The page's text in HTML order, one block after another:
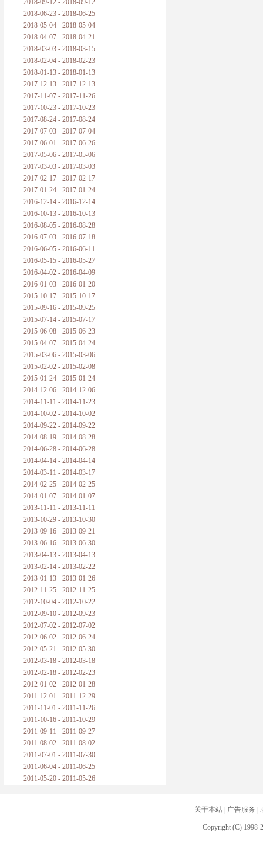
2018-09-12 - 2018-09-12
2018-06-23 - 2018-06-25
2018-05-04 - 2018-05-04
2018-04-07 - 2018-04-21
2018-03-03 - 2018-03-15
2018-02-04 - 2018-02-23
2018-01-13 - 2018-01-13
2017-12-13 - 2017-12-13
2017-11-07 - 2017-11-26
2017-10-23 - 2017-10-23
2017-08-24 - 2017-08-24
2017-07-03 - 2017-07-04
2017-06-01 - 2017-06-26
2017-05-06 - 2017-05-06
2017-03-03 - 2017-03-03
2017-02-17 - 2017-02-17
2017-01-24 - 2017-01-24
2016-12-14 - 2016-12-14
2016-10-13 - 2016-10-13
2016-08-05 - 2016-08-28
2016-07-03 - 2016-07-18
2016-06-05 - 2016-06-11
2016-05-15 - 2016-05-27
2016-04-02 - 2016-04-09
2016-01-03 - 2016-01-20
2015-10-17 - 2015-10-17
2015-09-16 - 2015-09-25
2015-07-14 - 2015-07-17
2015-06-08 - 2015-06-23
2015-04-07 - 2015-04-24
2015-03-06 - 2015-03-06
2015-02-02 - 2015-02-08
2015-01-24 - 2015-01-24
2014-12-06 - 2014-12-06
2014-11-11 - 2014-11-23
2014-10-02 - 2014-10-02
2014-09-22 - 2014-09-22
2014-08-19 - 2014-08-28
2014-06-28 - 2014-06-28
2014-04-14 - 2014-04-14
2014-03-11 - 2014-03-17
2014-02-25 - 2014-02-25
2014-01-07 - 2014-01-07
2013-11-11 - 2013-11-11
2013-10-29 - 2013-10-30
2013-09-16 - 2013-09-21
2013-06-16 - 2013-06-30
2013-04-13 - 2013-04-13
2013-02-14 - 2013-02-22
2013-01-13 - 2013-01-26
2012-11-25 - 2012-11-25
2012-10-04 - 2012-10-22
2012-09-10 - 2012-09-23
2012-07-02 - 2012-07-02
2012-06-02 - 2012-06-24
2012-05-21 - 2012-05-30
2012-03-18 - 2012-03-18
2012-02-18 - 2012-02-23
2012-01-02 - 2012-01-28
2011-12-01 - 2011-12-29
2011-11-01 - 2011-11-26
2011-10-16 - 2011-10-29
2011-09-11 - 2011-09-27
2011-08-02 - 2011-08-02
2011-07-01 - 2011-07-30
2011-06-04 - 2011-06-25
2011-05-20 - 2011-05-26
关于本站| 广告服务
Copyright (C) 1998-